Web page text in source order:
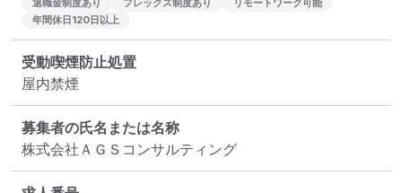
退職金制度あり フレックス制度あり
リモートワーク可能
年間休日120日以上
受動喫煙防止処置
屋内禁煙
募集者の氏名または名称
株式会社ＡＧＳコンサルティング